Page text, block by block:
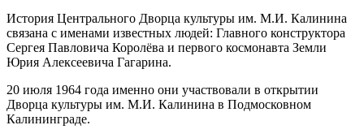
История Центрального Дворца культуры им. М.И. Калинина
связана с именами известных людей: Главного конструктора
Сергея Павловича Королёва и первого космонавта Земли
Юрия Алексеевича Гагарина.
20 июля 1964 года именно они участвовали в открытии
Дворца культуры им. М.И. Калинина в Подмосковном
Калининграде.